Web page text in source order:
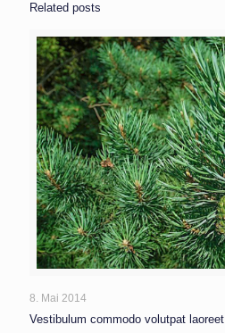
Related posts
8. Mai 2014
Vestibulum commodo volutpat laoreet